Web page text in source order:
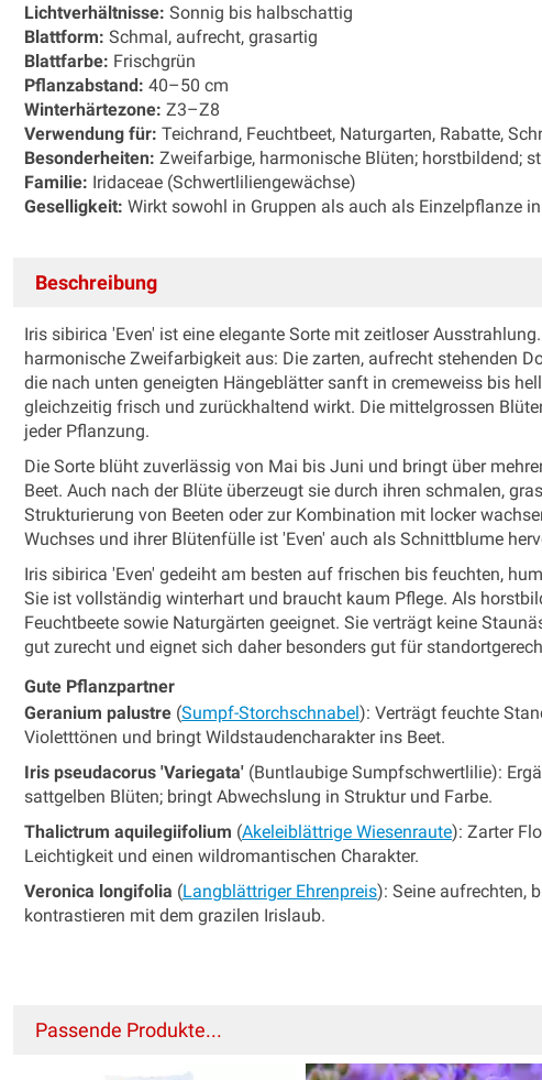
Lichtverhältnisse: Sonnig bis halbschattig
Blattform: Schmal, aufrecht, grasartig
Blattfarbe: Frischgrün
Pflanzabstand: 40–50 cm
Winterhärtezone: Z3–Z8
Verwendung für: Teichrand, Feuchtbeet, Naturgarten, Rabatte,
Besonderheiten: Zweifarbige, harmonische Blüten; horstbildend;
Familie: Iridaceae (Schwertliliengewächse)
Geselligkeit: Wirkt sowohl in Gruppen als auch als Einzelpflanze
Beschreibung
Iris sibirica 'Even' ist eine elegante Sorte mit zeitloser
harmonische Zweifarbigkeit aus: Die zarten, aufrecht stehenden
die nach unten geneigten Hängeblätter sanft in cremeweiss bis
gleichzeitig frisch und zurückhaltend wirkt. Die mittelgrossen
jeder Pflanzung.
Die Sorte blüht zuverlässig von Mai bis Juni und bringt über
Beet. Auch nach der Blüte überzeugt sie durch ihren schmalen,
Strukturierung von Beeten oder zur Kombination mit locker
Wuchses und ihrer Blütenfülle ist 'Even' auch als Schnittblume
Iris sibirica 'Even' gedeiht am besten auf frischen bis feuchten,
Sie ist vollständig winterhart und braucht kaum Pflege. Als
Feuchtbeete sowie Naturgärten geeignet. Sie verträgt keine
gut zurecht und eignet sich daher besonders gut für
Gute Pflanzpartner
Geranium palustre (Sumpf-Storchschnabel): Verträgt feuchte
Violetttönen und bringt Wildstaudencharakter ins Beet.
Iris pseudacorus 'Variegata' (Buntlaubige Sumpfschwertlilie):
sattgelben Blüten; bringt Abwechslung in Struktur und Farbe.
Thalictrum aquilegiifolium (Akeleiblättrige Wiesenraute): Zarter
Leichtigkeit und einen wildromantischen Charakter.
Veronica longifolia (Langblättriger Ehrenpreis): Seine aufrechten,
kontrastieren mit dem grazilen Irislaub.
Passende Produkte...